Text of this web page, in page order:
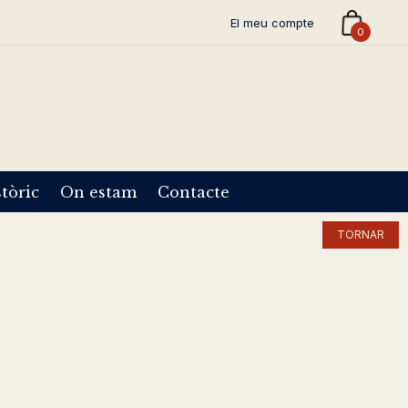
El meu compte
0
On estam Contacte
TORNAR